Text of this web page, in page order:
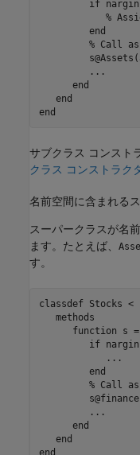
if nargin
%
end
% Call
...
end
end
end
サブクラス コンスト
クラス コンストラク
名前空間に含まれる
スーパークラスが名
ます。たとえば、
す。
classdef Stocks <
methods
function s
if nargin
...
end
% Call
...
end
end
end